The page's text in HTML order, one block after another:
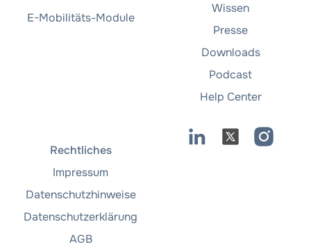
E-Mobilitäts-Module
Wissen
Presse
Downloads
Podcast
Help Center
Rechtliches
Impressum
Datenschutzhinweise
Datenschutzerklärung
AGB